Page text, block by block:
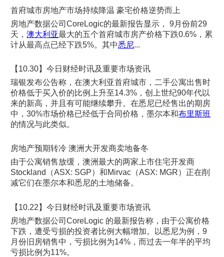
首府城市房地产市场持续降温 豪宅价格逆势而上
房地产数据公司CoreLogic的最新报告显示， 9月份前29
天，澳大利亚最大的五个首府城市房产价格下跌0.6%，累
计从最高点已经下跌5%。其中悉尼...
【10.30】今日财经时讯及重要市场资讯
瑞银发布公告称，在澳大利亚首府城市，二手公寓出售时
价格低于买入价的比例上升至14.3%，创上世纪90年代以
来的新高，并且有可能继续攀升。在悉尼已经售出的期房
中，30%市场价格已经低于合同价格，墨尔本和布里斯班
的情况与此类似。
房地产预期转冷 澳洲大开发商卖地备冬
由于公寓销售放缓，澳洲最大的两家上市住宅开发商
Stockland（ASX: SGP）和Mirvac（ASX: MGR）正在削
减它们在墨尔本和悉尼的土地储备。
【10.22】今日财经时讯及重要市场资讯
房地产数据公司CoreLogic 的最新报告称，由于公寓价格
下跌，遭受亏损的投资者比例大幅增加。以悉尼为例，9
月份旧房销售中，亏损比例为14%，而过去一年半的平均
亏损比例为11%。